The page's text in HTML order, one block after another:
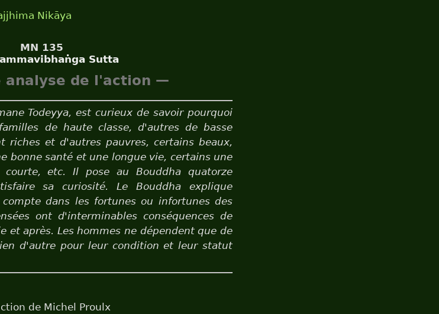
Nikāya
MN 135
Sutta
de l'action —
Todeyya, est curieux de savoir pourquoi
de haute classe, d'autres de basse
riches et d'autres pauvres, certains beaux,
bonne santé et une longue vie, certains une
etc. Il pose au Bouddha quatorze
sa curiosité. Le Bouddha explique
dans les fortunes ou infortunes des
ont d'interminables conséquences de
et après. Les hommes ne dépendent que de
d'autre pour leur condition et leur statut
de Michel Proulx